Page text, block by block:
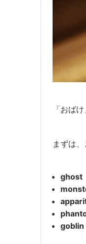
「おば
まずは
ghost
goblin